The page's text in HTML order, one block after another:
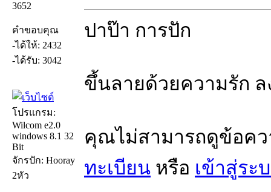
3652
คำขอบคุณ
-ได้ให้: 2432
-ได้รับ: 3042
โปรแกรม:
Wilcom e2.0
windows 8.1 32
Bit
จักรปัก: Hooray
2หัว
ปาป๊า การปัก
ขึ้นลายด้วยความรัก
คุณไม่สามารถดูข้อค
ทะเบียน หรือ เข้าสู่ระ